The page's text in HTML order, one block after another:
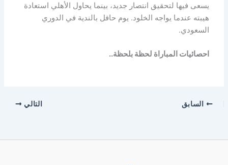
يسعى فيها لتحقيق انتصار جديد، بينما يحاول الأهلي استعادة
هيبته عندما يواجه الخلود. يوم حافل بالندية في الدوري
السعودي.
احصائيات المباراة لحظة بلحظة..
السابق التالي